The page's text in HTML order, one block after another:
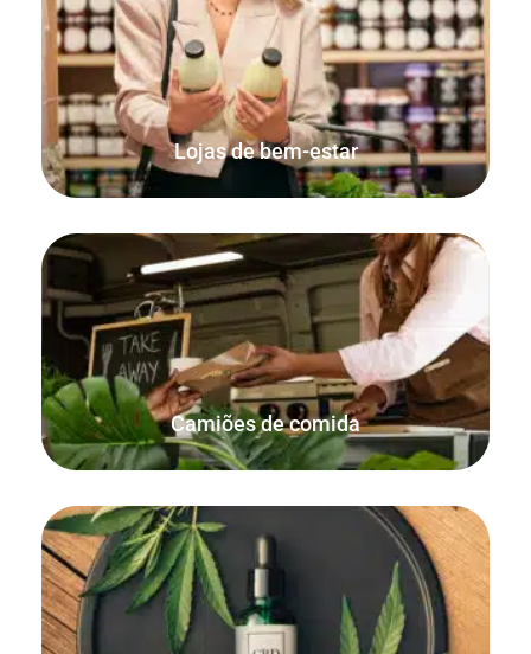
Lojas de bem-estar
Vender artigos por peso ou qualquer unidade de medida
individual, como colheres ou comprimidos.
Camiões de comida
Simples, compacto, rápido e fiável. Tudo o que precisa
para vender alimentos e bebidas em qualquer lugar.
Utilize a funcionalidade integrada de quantidades
decimais para vender por peso, tanto online como
pessoalmente, com FooSales WooCommerce POS.